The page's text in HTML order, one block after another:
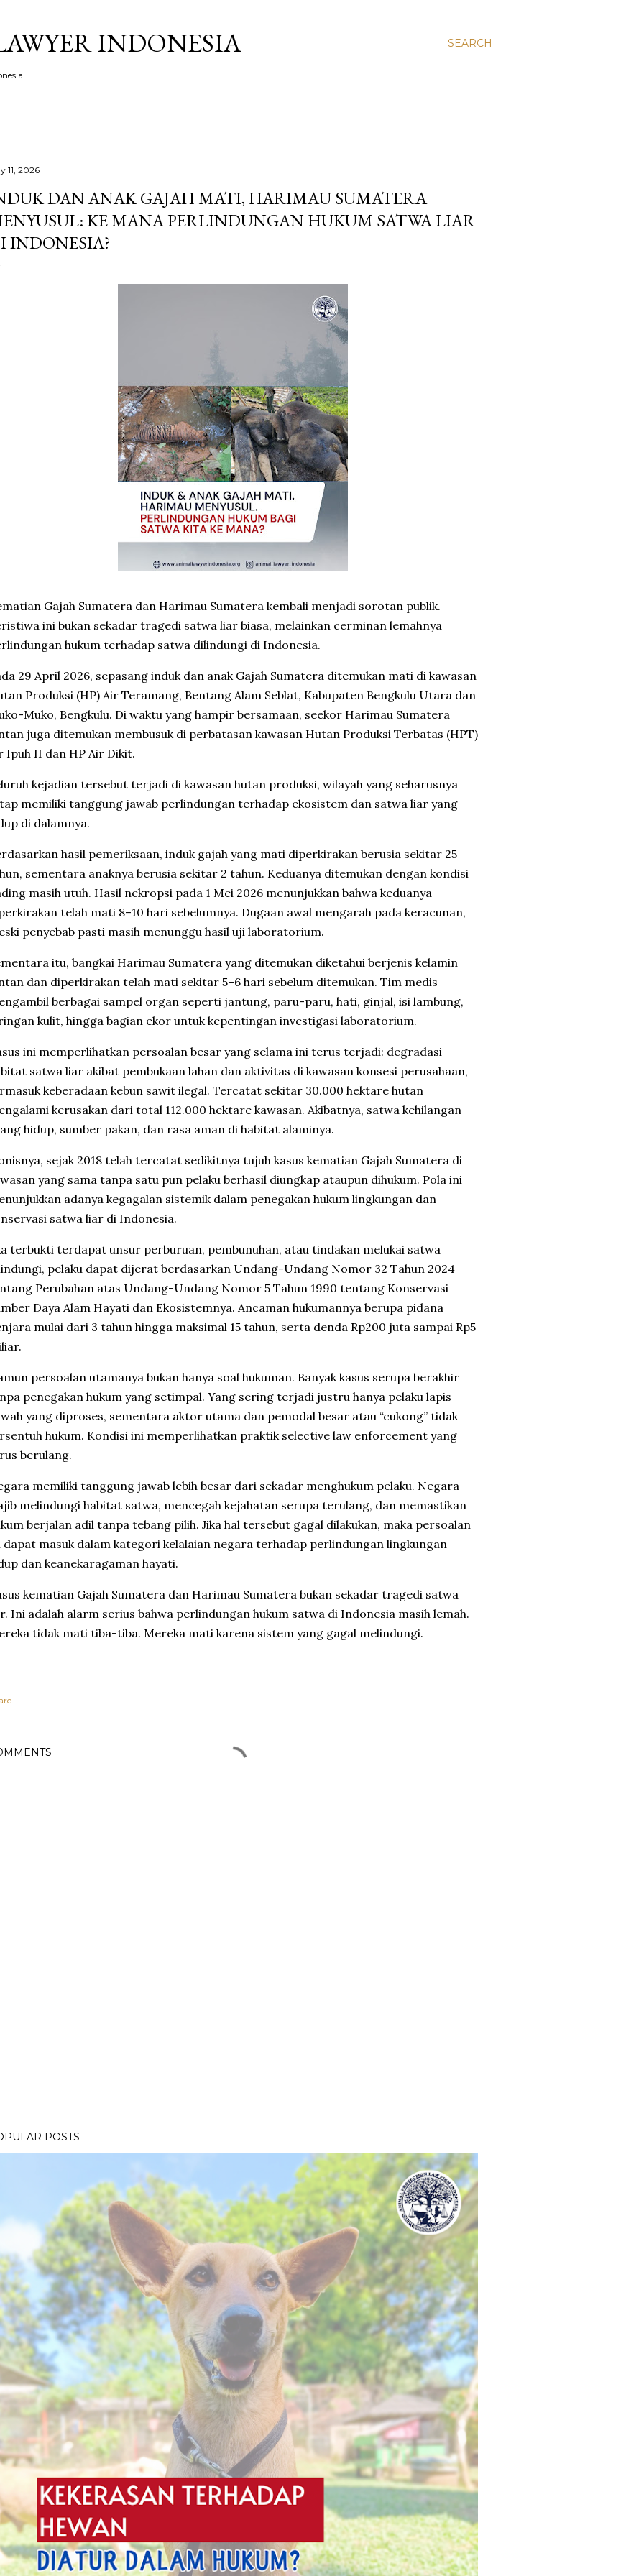
SEARCH
INDONESIA
11, 2026
DAN ANAK GAJAH MATI, HARIMAU SUMATERA
KE MANA PERLINDUNGAN HUKUM SATWA LIAR
INDONESIA?
Gajah Sumatera dan Harimau Sumatera kembali menjadi sorotan publik.
ini bukan sekadar tragedi satwa liar biasa, melainkan cerminan lemahnya
hukum terhadap satwa dilindungi di Indonesia.
29 April 2026, sepasang induk dan anak Gajah Sumatera ditemukan mati di kawasan
Produksi (HP) Air Teramang, Bentang Alam Seblat, Kabupaten Bengkulu Utara dan
Muko, Bengkulu. Di waktu yang hampir bersamaan, seekor Harimau Sumatera
juga ditemukan membusuk di perbatasan kawasan Hutan Produksi Terbatas (HPT)
Ipuh II dan HP Air Dikit.
kejadian tersebut terjadi di kawasan hutan produksi, wilayah yang seharusnya
memiliki tanggung jawab perlindungan terhadap ekosistem dan satwa liar yang
di dalamnya.
hasil pemeriksaan, induk gajah yang mati diperkirakan berusia sekitar 25
sementara anaknya berusia sekitar 2 tahun. Keduanya ditemukan dengan kondisi
masih utuh. Hasil nekropsi pada 1 Mei 2026 menunjukkan bahwa keduanya
telah mati 8–10 hari sebelumnya. Dugaan awal mengarah pada keracunan,
penyebab pasti masih menunggu hasil uji laboratorium.
itu, bangkai Harimau Sumatera yang ditemukan diketahui berjenis kelamin
dan diperkirakan telah mati sekitar 5–6 hari sebelum ditemukan. Tim medis
berbagai sampel organ seperti jantung, paru-paru, hati, ginjal, isi lambung,
kulit, hingga bagian ekor untuk kepentingan investigasi laboratorium.
ini memperlihatkan persoalan besar yang selama ini terus terjadi: degradasi
satwa liar akibat pembukaan lahan dan aktivitas di kawasan konsesi perusahaan,
keberadaan kebun sawit ilegal. Tercatat sekitar 30.000 hektare hutan
kerusakan dari total 112.000 hektare kawasan. Akibatnya, satwa kehilangan
hidup, sumber pakan, dan rasa aman di habitat alaminya.
sejak 2018 telah tercatat sedikitnya tujuh kasus kematian Gajah Sumatera di
yang sama tanpa satu pun pelaku berhasil diungkap ataupun dihukum. Pola ini
adanya kegagalan sistemik dalam penegakan hukum lingkungan dan
satwa liar di Indonesia.
terbukti terdapat unsur perburuan, pembunuhan, atau tindakan melukai satwa
pelaku dapat dijerat berdasarkan Undang-Undang Nomor 32 Tahun 2024
Perubahan atas Undang-Undang Nomor 5 Tahun 1990 tentang Konservasi
Daya Alam Hayati dan Ekosistemnya. Ancaman hukumannya berupa pidana
mulai dari 3 tahun hingga maksimal 15 tahun, serta denda Rp200 juta sampai Rp5
persoalan utamanya bukan hanya soal hukuman. Banyak kasus serupa berakhir
penegakan hukum yang setimpal. Yang sering terjadi justru hanya pelaku lapis
yang diproses, sementara aktor utama dan pemodal besar atau “cukong” tidak
hukum. Kondisi ini memperlihatkan praktik selective law enforcement yang
berulang.
memiliki tanggung jawab lebih besar dari sekadar menghukum pelaku. Negara
melindungi habitat satwa, mencegah kejahatan serupa terulang, dan memastikan
berjalan adil tanpa tebang pilih. Jika hal tersebut gagal dilakukan, maka persoalan
dapat masuk dalam kategori kelalaian negara terhadap perlindungan lingkungan
dan keanekaragaman hayati.
kematian Gajah Sumatera dan Harimau Sumatera bukan sekadar tragedi satwa
Ini adalah alarm serius bahwa perlindungan hukum satwa di Indonesia masih lemah.
tidak mati tiba-tiba. Mereka mati karena sistem yang gagal melindungi.
POSTS